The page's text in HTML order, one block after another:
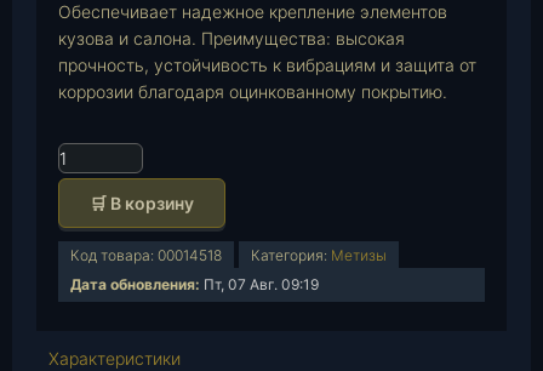
Обеспечивает надежное крепление элементов
кузова и салона. Преимущества: высокая
прочность, устойчивость к вибрациям и защита от
коррозии благодаря оцинкованному покрытию.
К
о
и
т
🛒 В корзину
Код товара: 00014518 Категория: Метизы
Дата обновления: Пт, 07 Авг. 09:19
Характеристики